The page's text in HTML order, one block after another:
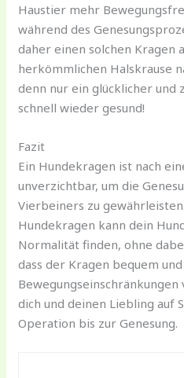
Haustier mehr
während des
daher einen solchen Kragen
herkömmlichen Halskrause
denn nur ein glücklicher und
schnell wieder gesund!
Fazit
Ein Hundekragen ist nach
unverzichtbar, um die
Vierbeiners zu
Hundekragen kann dein
Normalität finden, ohne
dass der Kragen bequem
dich und deinen Liebling auf
Operation bis zur Genesung.